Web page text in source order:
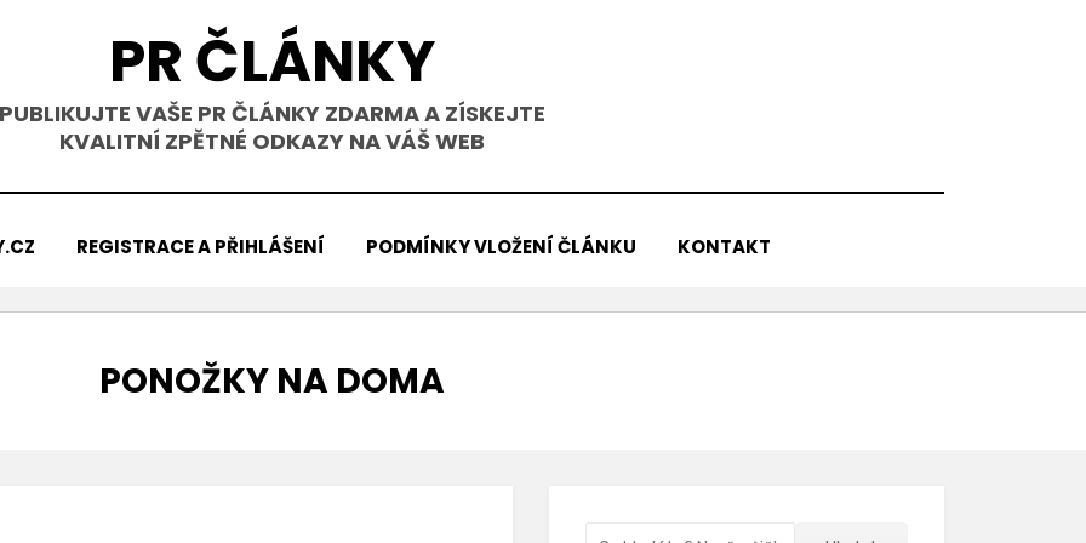
PR ČLÁNKY
PUBLIKUJTE VAŠE PR ČLÁNKY ZDARMA A ZÍSKEJTE
KVALITNÍ ZPĚTNÉ ODKAZY NA VÁŠ WEB
REGISTRACE A PŘIHLÁŠENÍ PODMÍNKY VLOŽENÍ ČLÁNKU KONTAKT
ŠTÍTEK
:
PONOŽKY NA DOMA
Vyhledávání